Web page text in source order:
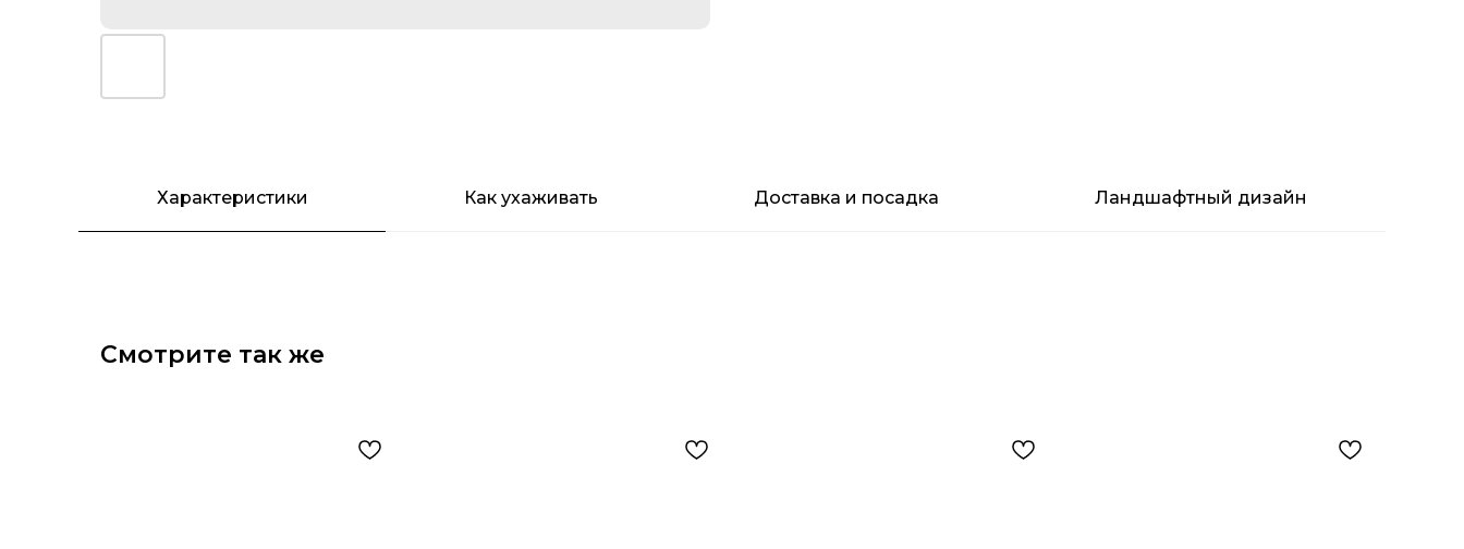
Характеристики Как ухаживать Доставка и посадка Ландшафтный дизайн
Смотрите так же